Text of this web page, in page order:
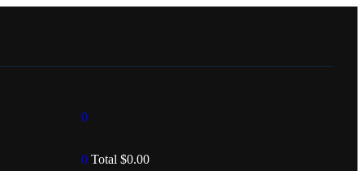
0
0 Total $0.00